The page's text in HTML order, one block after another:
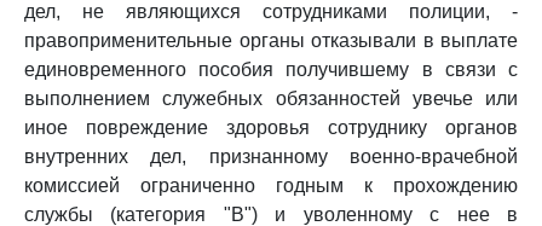
дел, не являющихся сотрудниками полиции, -
правоприменительные органы отказывали в выплате
единовременного пособия получившему в связи с
выполнением служебных обязанностей увечье или
иное повреждение здоровья сотруднику органов
внутренних дел, признанному военно-врачебной
комиссией ограниченно годным к прохождению
службы (категория "В") и уволенному с нее в